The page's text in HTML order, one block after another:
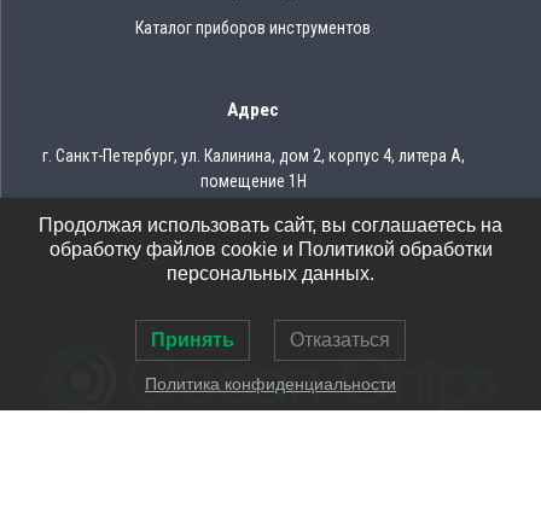
Каталог приборов инструментов
Адрес
г. Санкт-Петербург, ул. Калинина, дом 2, корпус 4, литера А,
помещение 1Н
Тел.: 8 (812) 309-75-97
Email: ocean@oceanchips.ru
Продолжая использовать сайт, вы соглашаетесь на
обработку файлов cookie и Политикой обработки
персональных данных.
Принять Отказаться
Политика конфиденциальности